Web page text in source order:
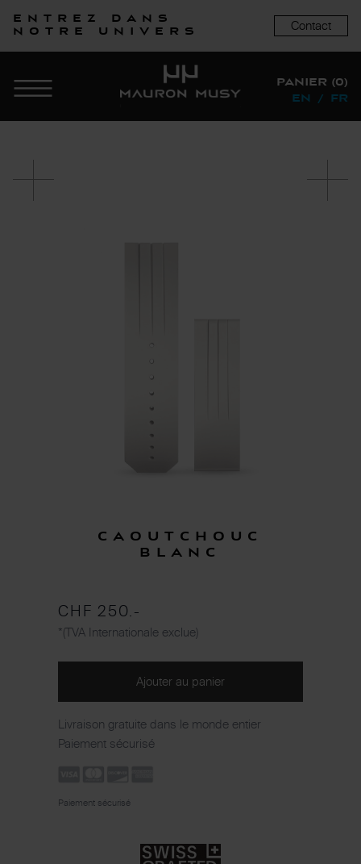
Entrez dans
notre univers
Contact
PANIER (0)
EN
/ FR
Caoutchouc
blanc
CHF 250.-
*(TVA Internationale exclue)
Ajouter au panier
Livraison gratuite dans le monde entier
Paiement sécurisé
Paiement sécurisé